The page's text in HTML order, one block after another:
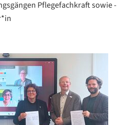
Pflegefachkraft sowie -